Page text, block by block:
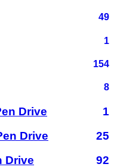
49
1
154
8
Drive
1
Drive
25
Drive
92